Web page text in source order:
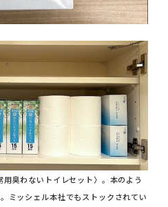
臭わないトイレセット〉。本のよう
ミッシェル本社でもストックされてい